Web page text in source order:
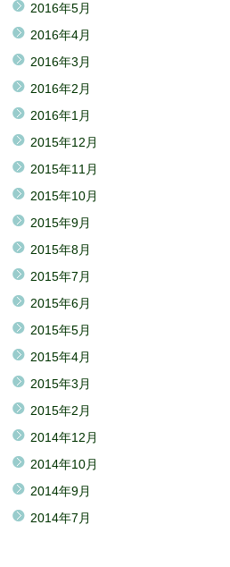
2016年5月
2016年4月
2016年3月
2016年2月
2016年1月
2015年12月
2015年11月
2015年10月
2015年9月
2015年8月
2015年7月
2015年6月
2015年5月
2015年4月
2015年3月
2015年2月
2014年12月
2014年10月
2014年9月
2014年7月